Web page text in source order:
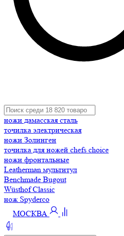
ножи дамасская сталь
точилка электрическая
ножи Золинген
точилка для ножей chefs choice
ножи фронтальные
Leatherman мультитул
Benchmade Bugout
Wüsthof Classic
нож Spyderco
МОСКВА